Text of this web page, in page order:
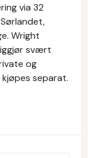
via 32
Wright
svært
og
separat.